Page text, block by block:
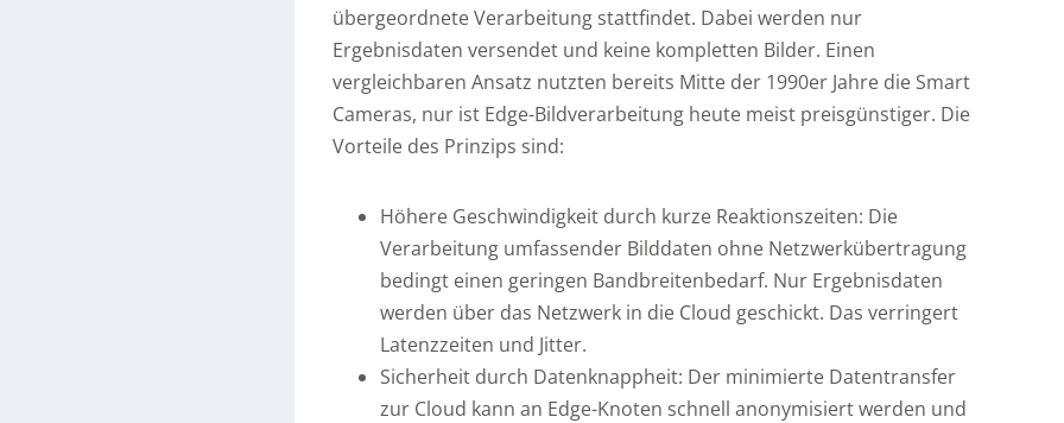
übergeordnete Verarbeitung stattfindet. Dabei werden nur
Ergebnisdaten versendet und keine kompletten Bilder. Einen
vergleichbaren Ansatz nutzten bereits Mitte der 1990er Jahre die Smart
Cameras, nur ist Edge-Bildverarbeitung heute meist preisgünstiger. Die
Vorteile des Prinzips sind:
Höhere Geschwindigkeit durch kurze Reaktionszeiten: Die
Verarbeitung umfassender Bilddaten ohne Netzwerkübertragung
bedingt einen geringen Bandbreitenbedarf. Nur Ergebnisdaten
werden über das Netzwerk in die Cloud geschickt. Das verringert
Latenzzeiten und Jitter.
Sicherheit durch Datenknappheit: Der minimierte Datentransfer
zur Cloud kann an Edge-Knoten schnell anonymisiert werden und